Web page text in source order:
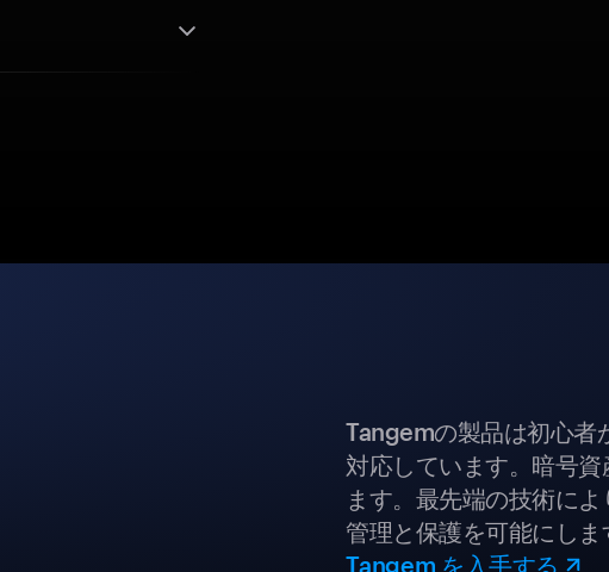
Tangemの製品は初心者
対応しています。暗号
ます。最先端の技術に
管理と保護を可能にしま
Tangem を入手する